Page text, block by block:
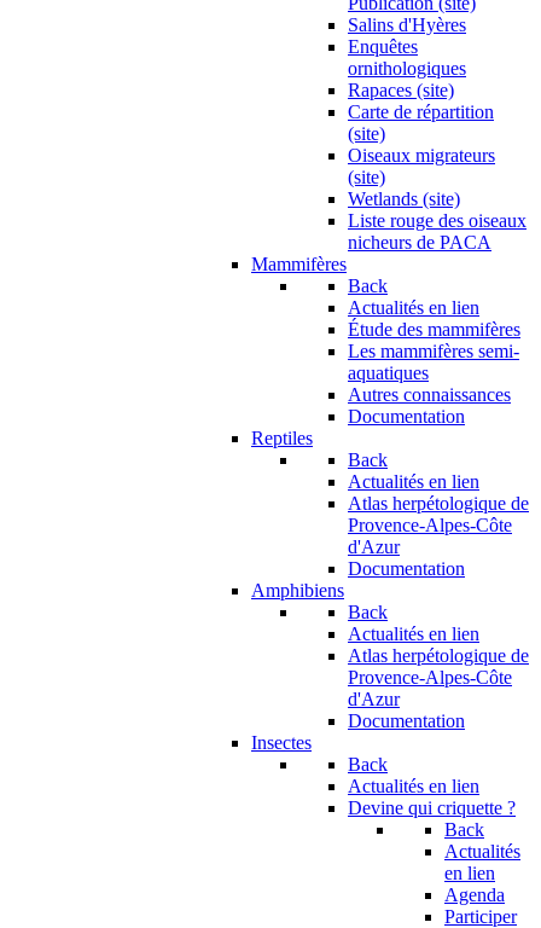
Salins d'Hyères
Enquêtes
ornithologiques
Rapaces (site)
Carte de répartition
(site)
Oiseaux migrateurs
(site)
Wetlands (site)
Liste rouge des oiseaux
nicheurs de PACA
Mammifères
Back
Actualités en lien
Étude des mammifères
Les mammifères semi-
aquatiques
Autres connaissances
Documentation
Reptiles
Back
Actualités en lien
Atlas herpétologique de
Provence-Alpes-Côte
d'Azur
Documentation
Amphibiens
Back
Actualités en lien
Atlas herpétologique de
Provence-Alpes-Côte
d'Azur
Documentation
Insectes
Back
Actualités en lien
Devine qui criquette ?
Back
Actualités
en lien
Agenda
Participer